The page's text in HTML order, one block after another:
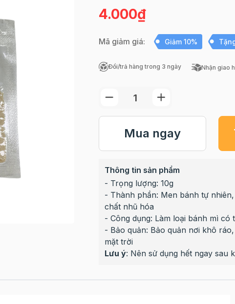
4.000₫
Mã giảm giá: Giảm 10%
Đổi/trả hàng trong 3 ngày Nhận giao
Mua ngay
Thông tin sản phẩm
- Trọng lượng: 10g
- Thành phần: Men bánh tự
chất nhũ hóa
- Công dụng: Làm loại bánh mì
- Bảo quản: Bảo quản nơi khô
mặt trời
Lưu ý: Nên sử dụng hết ngay sau